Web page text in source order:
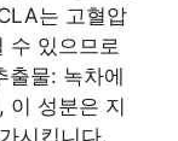
는 고혈압
수 있으므로
출물: 녹차에
이 성분은 지